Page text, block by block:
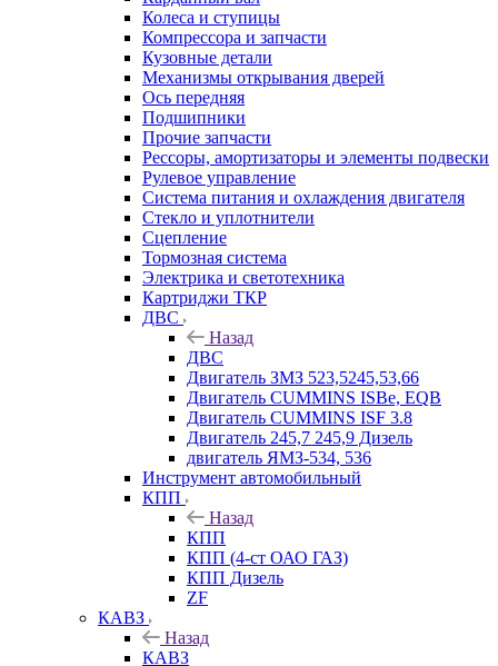
Колеса и ступицы
Компрессора и запчасти
Кузовные детали
Механизмы открывания дверей
Ось передняя
Подшипники
Прочие запчасти
Рессоры, амортизаторы и элементы подвески
Рулевое управление
Система питания и охлаждения двигателя
Стекло и уплотнители
Сцепление
Тормозная система
Электрика и светотехника
Картриджи ТКР
ДВС
Назад
ДВС
Двигатель ЗМЗ 523,5245,53,66
Двигатель CUMMINS ISBe, EQB
Двигатель CUMMINS ISF 3.8
Двигатель 245,7 245,9 Дизель
двигатель ЯМЗ-534, 536
Инструмент автомобильный
КПП
Назад
КПП
КПП (4-ст ОАО ГАЗ)
КПП Дизель
ZF
КАВЗ
Назад
КАВЗ